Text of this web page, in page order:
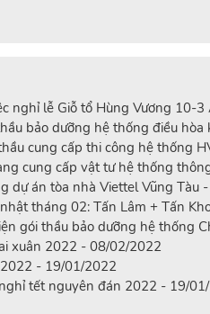
nghỉ lễ Giỗ tổ Hùng Vương 10-
bảo dưỡng hệ thống điều
cung cấp thi công hệ thống
cung cấp vật tư hệ thống
dự án tòa nhà Viettel Vũng Tàu
tháng 02: Tấn Lâm + Tấn
gói thầu bảo dưỡng hệ thống
xuân 2022 - 08/02/2022
- 19/01/2022
tết nguyên đán 2022 - 19/